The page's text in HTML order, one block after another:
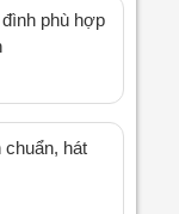
phù hợp
chuẩn, hát